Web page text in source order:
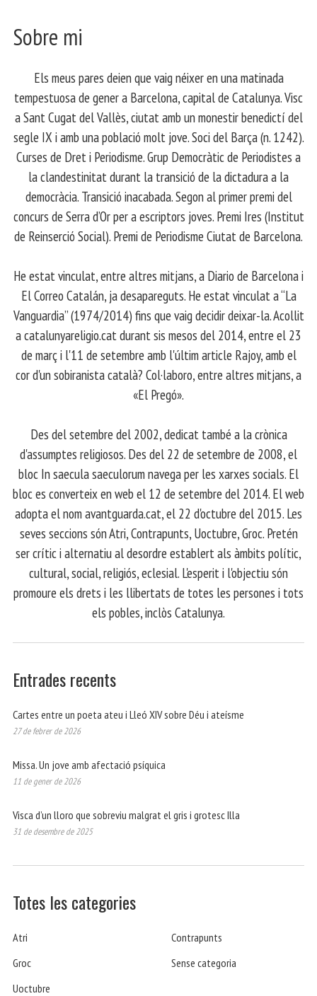
Sobre mi
Els meus pares deien que vaig néixer en una matinada
tempestuosa de gener a Barcelona, capital de Catalunya. Visc
a Sant Cugat del Vallès, ciutat amb un monestir benedictí del
segle IX i amb una població molt jove. Soci del Barça (n. 1242).
Curses de Dret i Periodisme. Grup Democràtic de Periodistes a
la clandestinitat durant la transició de la dictadura a la
democràcia. Transició inacabada. Segon al primer premi del
concurs de Serra d’Or per a escriptors joves. Premi Ires (Institut
de Reinserció Social). Premi de Periodisme Ciutat de Barcelona.
​ He estat vinculat, entre altres mitjans, a Diario de Barcelona i
El Correo Catalán, ja desapareguts. He estat vinculat a “La
Vanguardia” (1974/2014) fins que vaig decidir deixar-la. Acollit
a catalunyareligio.cat durant sis mesos del 2014, entre el 23
de març i l'11 de setembre amb l'últim article Rajoy, amb el
cor d'un sobiranista català? Col·laboro, entre altres mitjans, a
«El Pregó».
​ Des del setembre del 2002, dedicat també a la crònica
d'assumptes religiosos. Des del 22 de setembre de 2008, el
bloc In saecula saeculorum navega per les xarxes socials. El
bloc es converteix en web el 12 de setembre del 2014. El web
adopta el nom avantguarda.cat, el 22 d'octubre del 2015. Les
seves seccions són Atri, Contrapunts, Uoctubre, Groc. Pretén
ser crític i alternatiu al desordre establert als àmbits polític,
cultural, social, religiós, eclesial. L'esperit i l'objectiu són
promoure els drets i les llibertats de totes les persones i tots
els pobles, inclòs Catalunya.
Entrades recents
Cartes entre un poeta ateu i Lleó XIV sobre Déu i ateísme
27 de febrer de 2026
Missa. Un jove amb afectació psíquica
11 de gener de 2026
Visca d’un lloro que sobreviu malgrat el gris i grotesc Illa
31 de desembre de 2025
Totes les categories
Atri
Contrapunts
Groc
Sense categoria
Uoctubre